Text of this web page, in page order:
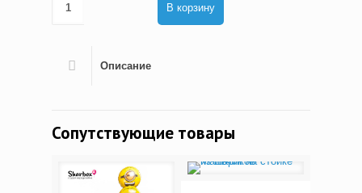
В корзину
Описание
Сопутствующие товары